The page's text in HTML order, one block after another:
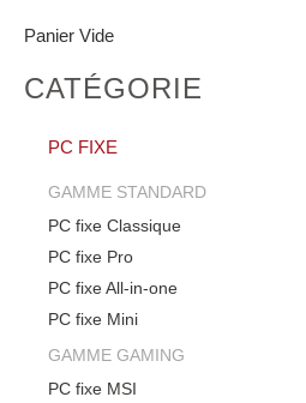
Panier Vide
CATÉGORIE
PC FIXE
GAMME STANDARD
PC fixe Classique
PC fixe Pro
PC fixe All-in-one
PC fixe Mini
GAMME GAMING
PC fixe MSI